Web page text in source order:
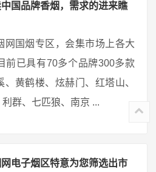
国品牌香烟，需求的进来瞧
网国烟专区，会集市场上各大
前已具有70多个品牌300多款
黄鹤楼、炫赫门、红塔山、
群、七匹狼、南京 ...
电子烟区特意为您筛选出市